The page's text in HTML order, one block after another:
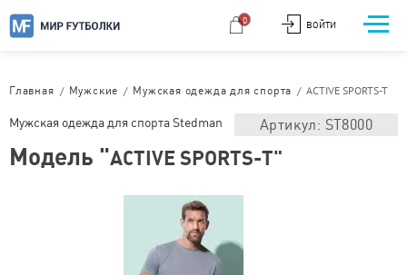
ВОЙТИ
0
Главная / Мужские / Мужская одежда для спорта /ACTIVE SPORTS-T
Мужская одежда для спорта Stedman Артикул: ST8000
Модель "ACTIVE SPORTS-T"